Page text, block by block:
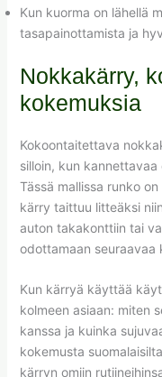
Kun kuorma on lähellä
tasapainottamista ja
Nokkakärry,
kokemuksia
Kokoontaitettava
silloin, kun kannettavaa
Tässä mallissa runko
kärry taittuu litteäksi
auton takakonttiin tai
odottamaan seuraavaa
Kun kärryä käyttää
kolmeen asiaan: miten
kanssa ja kuinka
kokemusta
kärryn omiin